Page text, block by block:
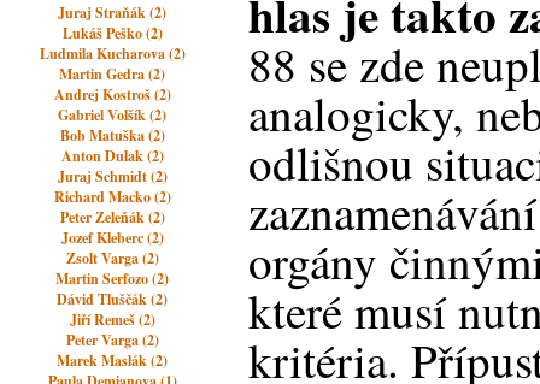
Juraj Straňák (2)
Lukáš Peško (2)
Ludmila Kucharova (2)
Martin Gedra (2)
Andrej Kostroš (2)
Gabriel Volšík (2)
Bob Matuška (2)
Anton Dulak (2)
Juraj Schmidt (2)
Richard Macko (2)
Peter Zeleňák (2)
Jozef Kleberc (2)
Zsolt Varga (2)
Martin Serfozo (2)
Dávid Tluščák (2)
Jiří Remeš (2)
Peter Varga (2)
Marek Maslák (2)
hlas je takto
88 se zde
analogicky,
odlišnou
orgány
které musí
kritéria.